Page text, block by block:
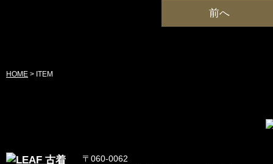
前へ
HOME > ITEM
〒060-0062